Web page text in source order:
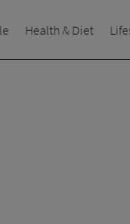
Health & Diet